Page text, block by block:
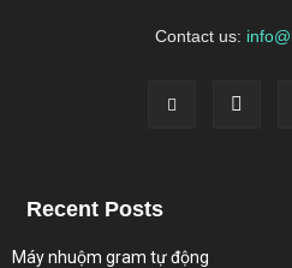
Contact us:
Recent Posts
Máy nhuộm gram tự động